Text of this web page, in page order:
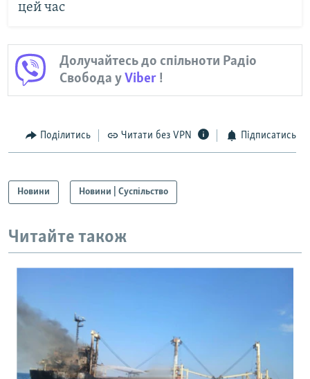
цей час
Долучайтесь до спільноти Радіо
Свобода уViber !
Поділитись Читати без VPN Підписатись
Новини Новини | Суспільство
Читайте також